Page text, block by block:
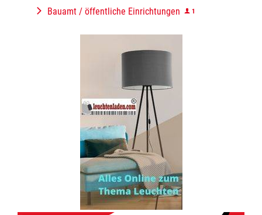
Bauamt / öffentliche Einrichtungen 1